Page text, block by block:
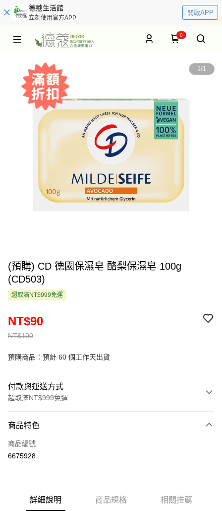
德蔻生活館
立刻使用官方APP
開啟APP
0
1/1
(預購) CD 德國保濕皂 酪梨保濕皂 100g
(CD503)
超取滿NT$999免運
NT$100
NT$90
預購商品：預計 60 個工作天出貨
付款與運送方式
超取滿NT$999免運
信用卡一次付款
超商取貨付款
街口支付
商品特色
商品編號
6675928
詳細說明 商品規格 相關推薦